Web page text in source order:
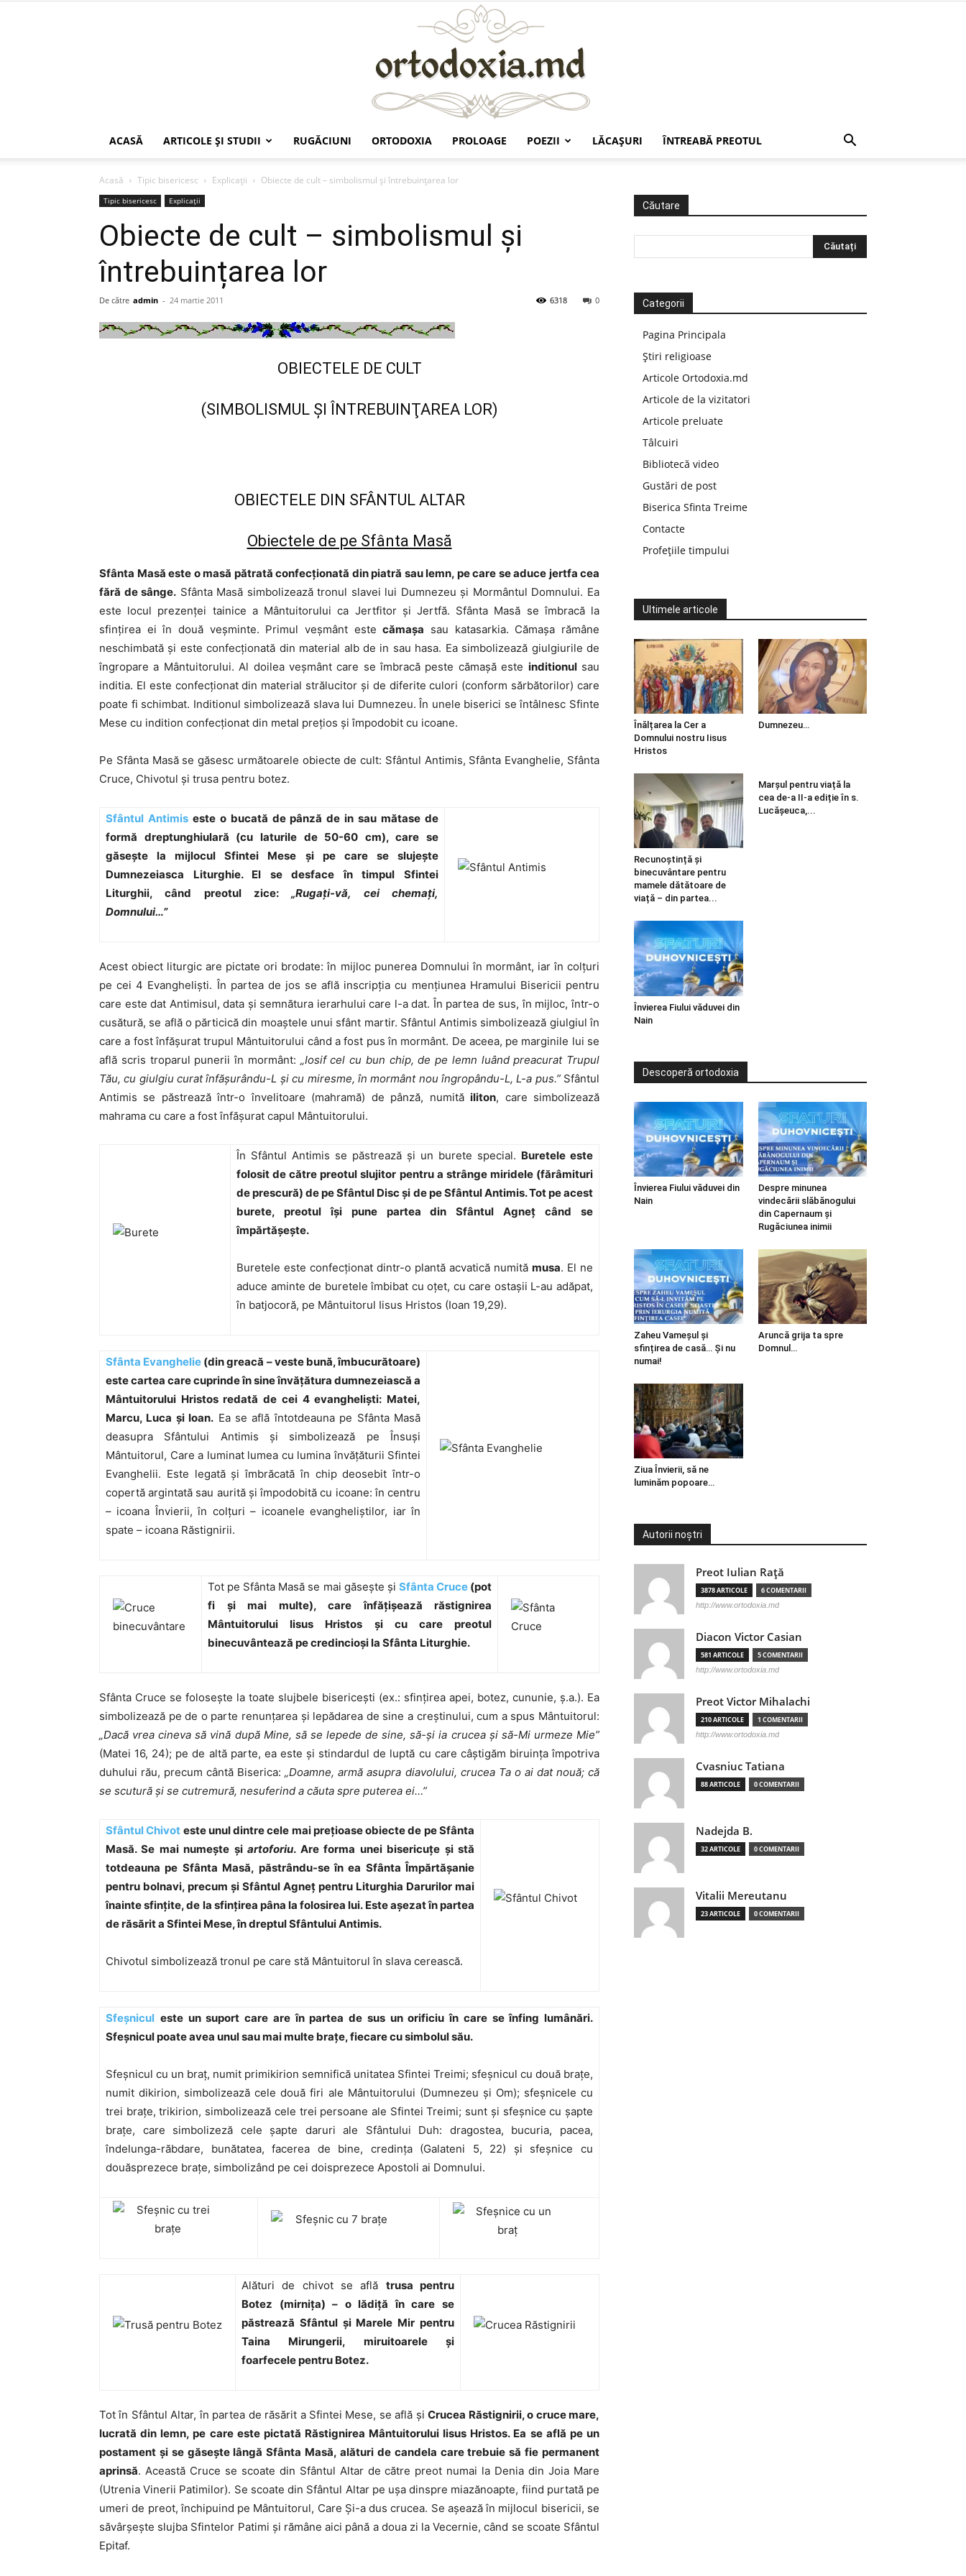
ACASĂ ARTICOLE ŞI STUDII RUGĂCIUNI ORTODOXIA PROLOAGE POEZII LĂCAŞURI ÎNTREABĂ PREOTUL
Acasă Tipic bisericesc Explicații Obiecte de cult – simbolismul și întrebuințarea lor
Tipic bisericesc Explicații
Obiecte de cult – simbolismul și
întrebuințarea lor
De către admin - 24 martie 2011 0
6318
OBIECTELE DE CULT
(SIMBOLISMUL ŞI ÎNTREBUINŢAREA LOR)
OBIECTELE DIN SFÂNTUL ALTAR
Obiectele de pe Sfânta Masă
Sfânta Masă este o masă pătrată confecţionată din piatră sau lemn, pe care se aduce jertfa cea
fără de sânge. Sfânta Masă simbolizează tronul slavei lui Dumnezeu şi Mormântul Domnului. Ea
este locul prezenţei tainice a Mântuitorului ca Jertfitor şi Jertfă. Sfânta Masă se îmbracă la
sfinţirea ei în două veşminte. Primul veşmânt estecămaşa sau katasarkia. Cămaşa rămâne
neschimbată şi este confecţionată din material alb de in sau hasa. Ea simbolizează giulgiurile de
îngropare a Mântuitorului. Al doilea veşmânt care se îmbracă peste cămaşă este inditionulsau
inditia. El este confecţionat din material strălucitor şi de diferite culori (conform sărbătorilor) care
poate fi schimbat. Inditionul simbolizează slava lui Dumnezeu. În unele biserici se întâlnesc Sfinte
Mese cu indition confecţionat din metal preţios şi împodobit cu icoane.
Pe Sfânta Masă se găsesc următoarele obiecte de cult: Sfântul Antimis, Sfânta Evanghelie, Sfânta
Cruce, Chivotul şi trusa pentru botez.
Sfântul Antimiseste o bucată de pânză de in sau mătase de
formă dreptunghiulară (cu laturile de 50-60 cm), care se
găseşte la mijlocul Sfintei Mese şi pe care se slujeşte
Dumnezeiasca Liturghie. El se desface în timpul Sfintei
Liturghii, când preotul zice:„Rugaţi-vă, cei chemaţi,
Domnului…”
Acest obiect liturgic are pictate ori brodate: în mijloc punerea Domnului în mormânt, iar în colţuri
pe cei 4 Evanghelişti. În partea de jos se află inscripţia cu menţiunea Hramului Bisericii pentru
care este dat Antimisul, data şi semnătura ierarhului care l-a dat. În partea de sus, în mijloc, într-o
cusătură, se află o părticică din moaştele unui sfânt martir. Sfântul Antimis simbolizează giulgiul în
care a fost înfăşurat trupul Mântuitorului când a fost pus în mormânt. De aceea, pe marginile lui se
află scris troparul punerii în mormânt: „Iosif cel cu bun chip, de pe lemn luând preacurat Trupul
Tău, cu giulgiu curat înfăşurându-L şi cu miresme, în mormânt nou îngropându-L, L-a pus.”Sfântul
Antimis se păstrează într-o învelitoare (mahramă) de pânză, numităiliton, care simbolizează
mahrama cu care a fost înfăşurat capul Mântuitorului.
În Sfântul Antimis se păstrează şi un burete special. Buretele este
folosit de către preotul slujitor pentru a strânge miridele (fărâmituri
de prescură) de pe Sfântul Disc şi de pe Sfântul Antimis. Tot pe acest
burete, preotul îşi pune partea din Sfântul Agneţ când se
împărtăşeşte.
Buretele este confecţionat dintr-o plantă acvatică numită musa. El ne
aduce aminte de buretele îmbibat cu oţet, cu care ostaşii L-au adăpat,
în batjocoră, pe Mântuitorul Iisus Hristos (Ioan 19,29).
Sfânta Evanghelie (din greacă – veste bună, îmbucurătoare)
este cartea care cuprinde în sine învăţătura dumnezeiască a
Mântuitorului Hristos redată de cei 4 evanghelişti: Matei,
Marcu, Luca şi Ioan. Ea se află întotdeauna pe Sfânta Masă
deasupra Sfântului Antimis şi simbolizează pe Însuşi
Mântuitorul, Care a luminat lumea cu lumina învăţăturii Sfintei
Evanghelii. Este legată şi îmbrăcată în chip deosebit într-o
copertă argintată sau aurită şi împodobită cu icoane: în centru
– icoana Învierii, în colţuri – icoanele evangheliştilor, iar în
spate – icoana Răstignirii.
Tot pe Sfânta Masă se mai găseşte şi Sfânta Cruce(pot
fi şi mai multe), care înfăţişează răstignirea
Mântuitorului Iisus Hristos şi cu care preotul
binecuvântează pe credincioşi la Sfânta Liturghie.
Sfânta Cruce se foloseşte la toate slujbele bisericeşti (ex.: sfinţirea apei, botez, cununie, ş.a.). Ea
simbolizează pe de o parte renunţarea şi lepădarea de sine a creştinului, cum a spus Mântuitorul:
„Dacă vrea cineva să vină după Mine, să se lepede de sine, să-şi ia crucea şi să-Mi urmeze Mie”
(Matei 16, 24); pe de altă parte, ea este şi stindardul de luptă cu care câştigăm biruinţa împotriva
duhului rău, precum cântă Biserica:„Doamne, armă asupra diavolului, crucea Ta o ai dat nouă; că
se scutură şi se cutremură, nesuferind a căuta spre puterea ei…”
Sfântul Chivot este unul dintre cele mai preţioase obiecte de pe Sfânta
Masă. Se mai numeşte şiartoforiu. Are forma unei bisericuţe şi stă
totdeauna pe Sfânta Masă, păstrându-se în ea Sfânta Împărtăşanie
pentru bolnavi, precum şi Sfântul Agneţ pentru Liturghia Darurilor mai
înainte sfinţite, de la sfinţirea pâna la folosirea lui. Este aşezat în partea
de răsărit a Sfintei Mese, în dreptul Sfântului Antimis.
Chivotul simbolizează tronul pe care stă Mântuitorul în slava cerească.
Sfeşnicul este un suport care are în partea de sus un orificiu în care se înfing lumânări.
Sfeşnicul poate avea unul sau mai multe braţe, fiecare cu simbolul său.
Sfeşnicul cu un braţ, numit primikirion semnifică unitatea Sfintei Treimi; sfeşnicul cu două braţe,
numit dikirion, simbolizează cele două firi ale Mântuitorului (Dumnezeu şi Om); sfeşnicele cu
trei braţe, trikirion, simbolizează cele trei persoane ale Sfintei Treimi; sunt şi sfeşnice cu şapte
braţe, care simbolizeză cele şapte daruri ale Sfântului Duh: dragostea, bucuria, pacea,
îndelunga-răbdare, bunătatea, facerea de bine, credinţa (Galateni 5, 22) şi sfeşnice cu
douăsprezece braţe, simbolizând pe cei doisprezece Apostoli ai Domnului.
Alături de chivot se află trusa pentru
Botez (mirniţa) – o lădiţă în care se
păstrează Sfântul şi Marele Mir pentru
Taina Mirungerii, miruitoarele şi
foarfecele pentru Botez.
Tot în Sfântul Altar, în partea de răsărit a Sfintei Mese, se află şiCrucea Răstignirii, o cruce mare,
lucrată din lemn, pe care este pictată Răstignirea Mântuitorului Iisus Hristos. Ea se află pe un
postament şi se găseşte lângă Sfânta Masă, alături de candela care trebuie să fie permanent
aprinsă. Această Cruce se scoate din Sfântul Altar de către preot numai la Denia din Joia Mare
(Utrenia Vinerii Patimilor). Se scoate din Sfântul Altar pe uşa dinspre miazănoapte, fiind purtată pe
umeri de preot, închipuind pe Mântuitorul, Care Şi-a dus crucea. Se aşează în mijlocul bisericii, se
săvârşeşte slujba Sfintelor Patimi şi rămâne aici până a doua zi la Vecernie, când se scoate Sfântul
Epitaf.
Căutare
Categorii
Pagina Principala
Știri religioase
Articole Ortodoxia.md
Articole de la vizitatori
Articole preluate
Tâlcuiri
Bibliotecă video
Gustări de post
Biserica Sfinta Treime
Contacte
Profețiile timpului
Ultimele articole
Înălțarea la Cer a
Domnului nostru Iisus
Hristos
Dumnezeu…
Recunoștință și
binecuvântare pentru
mamele dătătoare de
viață – din partea...
Marșul pentru viață la
cea de-a II-a ediție în s.
Lucășeuca,...
Învierea Fiului văduvei din
Nain
Descoperă ortodoxia
Învierea Fiului văduvei din
Nain
Despre minunea
vindecării slăbănogului
din Capernaum și
Rugăciunea inimii
Zaheu Vameșul și
sfințirea de casă… Și nu
numai!
Aruncă grija ta spre
Domnul…
Ziua Învierii, să ne
luminăm popoare…
Autorii noștri
Preot Iulian Raţă
3878 ARTICOLE 6 COMENTARII
http://www.ortodoxia.md
Diacon Victor Casian
581 ARTICOLE 5 COMENTARII
http://www.ortodoxia.md
Preot Victor Mihalachi
210 ARTICOLE 1 COMENTARII
http://www.ortodoxia.md
Cvasniuc Tatiana
88 ARTICOLE 0 COMENTARII
Nadejda B.
32 ARTICOLE 0 COMENTARII
Vitalii Mereutanu
23 ARTICOLE 0 COMENTARII